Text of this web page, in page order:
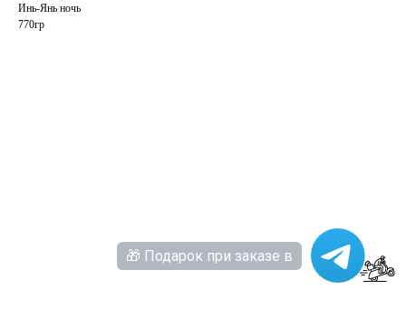
Инь-Янь ночь
770гр